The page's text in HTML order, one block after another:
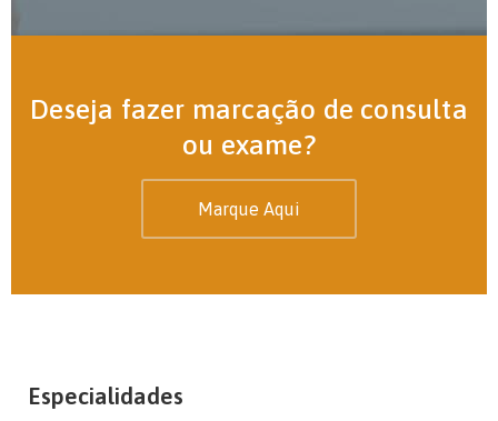
Deseja fazer marcação de consulta
ou exame?
Marque Aqui
Especialidades